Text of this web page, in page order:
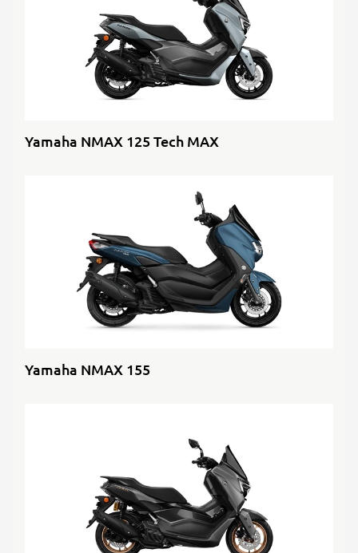
Yamaha NMAX 125 Tech MAX
Yamaha NMAX 155